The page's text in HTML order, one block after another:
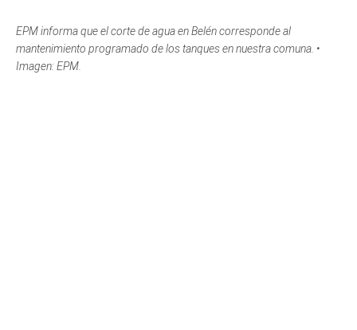
EPM informa que el corte de agua en Belén corresponde al
mantenimiento programado de los tanques en nuestra comuna. •
Imagen: EPM.